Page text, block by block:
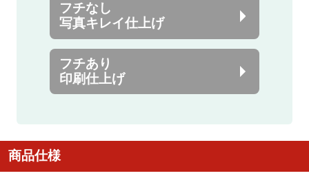
フチなし
写真キレイ仕上げ
フチあり
印刷仕上げ
商品仕様